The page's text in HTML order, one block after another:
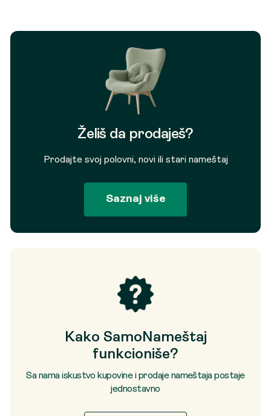
Želiš da prodaješ?
Prodajte svoj polovni, novi ili stari nameštaj
Saznaj više
Kako SamoNameštaj
funkcioniše?
Sa nama iskustvo kupovine i prodaje nameštaja postaje
jednostavno